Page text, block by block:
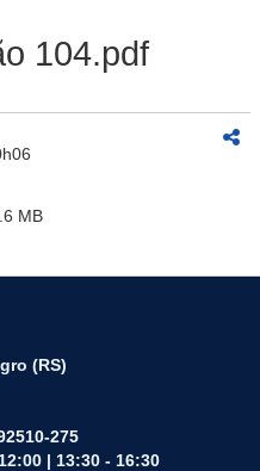
104.pdf
MB
(RS)
275
| 13:30 - 16:30